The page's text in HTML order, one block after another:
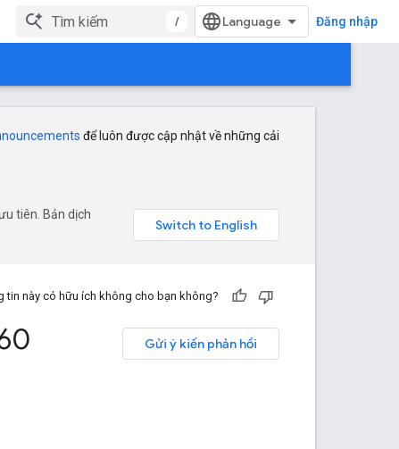
/ Đăng nhập
để luôn được cập nhật về những cải
tiên. Bản dịch
tin này có hữu ích không cho bạn không?
Gửi ý kiến phản hồi